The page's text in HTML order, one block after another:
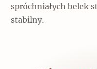
spróchniałych belek
stabilny.